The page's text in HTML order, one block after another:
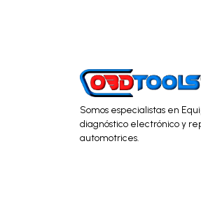
Somos especialistas en
diagnóstico electrónico y
automotrices.